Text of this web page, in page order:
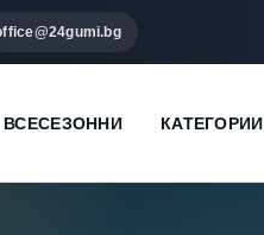
ВСЕСЕЗОННИ КАТЕГОРИИ